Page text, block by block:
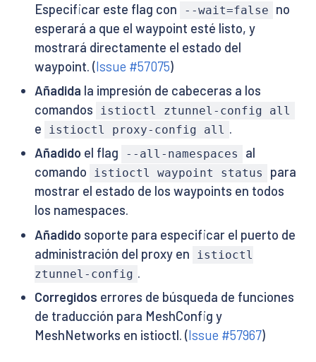
Especificar este flag con
--wait=false
no
esperará a que el waypoint esté listo, y
mostrará directamente el estado del
waypoint. (Issue #57075)
Añadida la impresión de cabeceras a los
comandos
istioctl ztunnel-config all
e istioctl proxy-config all .
Añadidoel flag --all-namespaces
al
comando
istioctl waypoint status
para
mostrar el estado de los waypoints en todos
los namespaces.
Añadidosoporte para especificar el puerto de
administración del proxy en
istioctl
ztunnel-config .
Corregidos errores de búsqueda de funciones
de traducción para MeshConfig y
MeshNetworks en istioctl. (Issue #57967)